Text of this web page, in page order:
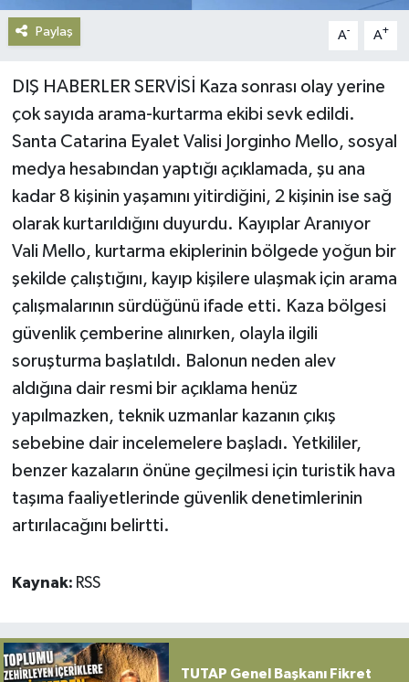
Paylaş A- A+
DIŞ HABERLER SERVİSİ Kaza sonrası olay yerine
çok sayıda arama-kurtarma ekibi sevk edildi.
Santa Catarina Eyalet Valisi Jorginho Mello, sosyal
medya hesabından yaptığı açıklamada, şu ana
kadar 8 kişinin yaşamını yitirdiğini, 2 kişinin ise sağ
olarak kurtarıldığını duyurdu. Kayıplar Aranıyor
Vali Mello, kurtarma ekiplerinin bölgede yoğun bir
şekilde çalıştığını, kayıp kişilere ulaşmak için arama
çalışmalarının sürdüğünü ifade etti. Kaza bölgesi
güvenlik çemberine alınırken, olayla ilgili
soruşturma başlatıldı. Balonun neden alev
aldığına dair resmi bir açıklama henüz
yapılmazken, teknik uzmanlar kazanın çıkış
sebebine dair incelemelere başladı. Yetkililer,
benzer kazaların önüne geçilmesi için turistik hava
taşıma faaliyetlerinde güvenlik denetimlerinin
artırılacağını belirtti.
Kaynak: RSS
TUTAP Genel Başkanı Fikret
Politika
Spor
Yerel